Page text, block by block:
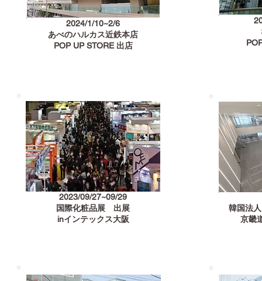
2024/1/10~2/6
あべのハルカス近鉄本店
POP UP STORE 出店
2023/09/27~09/29
国際化粧品展 出展
inインテックス大阪
韓国法
京畿